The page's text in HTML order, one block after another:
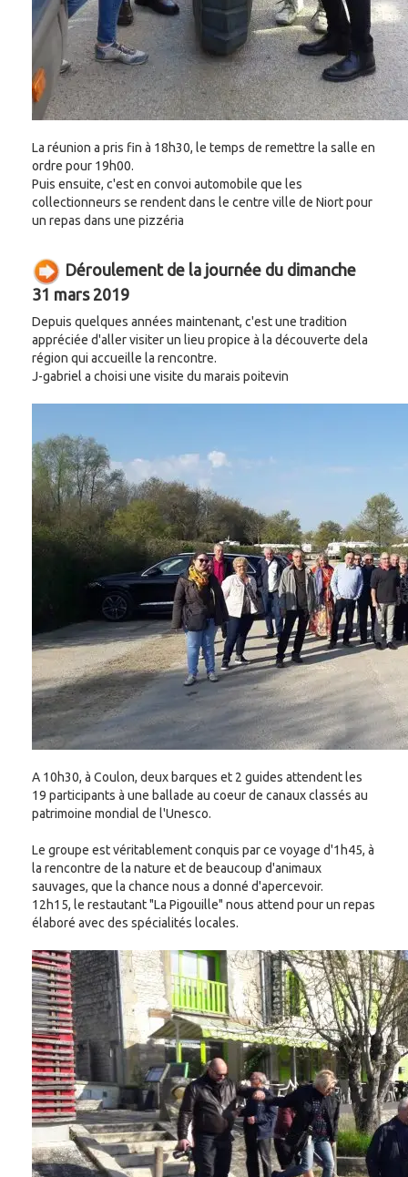
La réunion a pris fin à 18h30, le temps de remettre la salle en
ordre pour 19h00.
Puis ensuite, c'est en convoi automobile que les
collectionneurs se rendent dans le centre ville de Niort pour
un repas dans une pizzéria
Déroulement de la journée du dimanche
31 mars 2019
Depuis quelques années maintenant, c'est une tradition
appréciée d'aller visiter un lieu propice à la découverte dela
région qui accueille la rencontre.
J-gabriel a choisi une visite du marais poitevin
A 10h30, à Coulon, deux barques et 2 guides attendent les
19 participants à une ballade au coeur de canaux classés au
patrimoine mondial de l'Unesco.
Le groupe est véritablement conquis par ce voyage d'1h45, à
la rencontre de la nature et de beaucoup d'animaux
sauvages, que la chance nous a donné d'apercevoir.
12h15, le restautant "La Pigouille" nous attend pour un repas
élaboré avec des spécialités locales.